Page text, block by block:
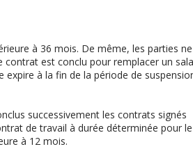
à 36 mois. De même, les parties ne
contrat est conclu pour remplacer un
à la fin de la période de
successivement les contrats signés
de travail à durée déterminée pour le
à 12 mois.